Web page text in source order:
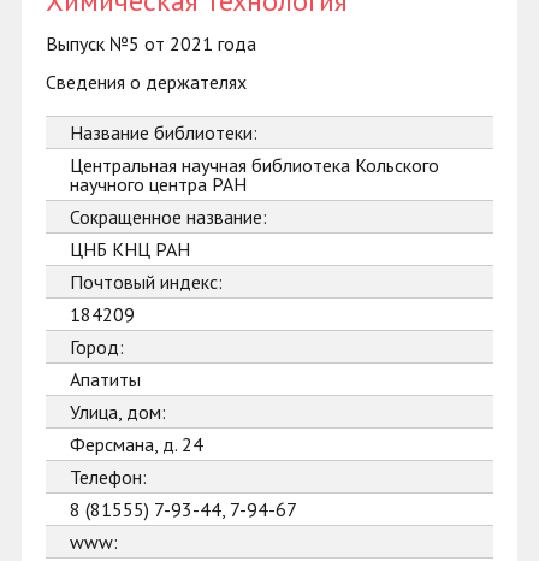
Выпуск №5 от 2021 года
Сведения о держателях
Название библиотеки:
Центральная научная библиотека Кольского
научного центра РАН
Сокращенное название:
ЦНБ КНЦ РАН
Почтовый индекс:
184209
Город:
Апатиты
Улица, дом:
Ферсмана, д. 24
Телефон:
8 (81555) 7-93-44, 7-94-67
www: